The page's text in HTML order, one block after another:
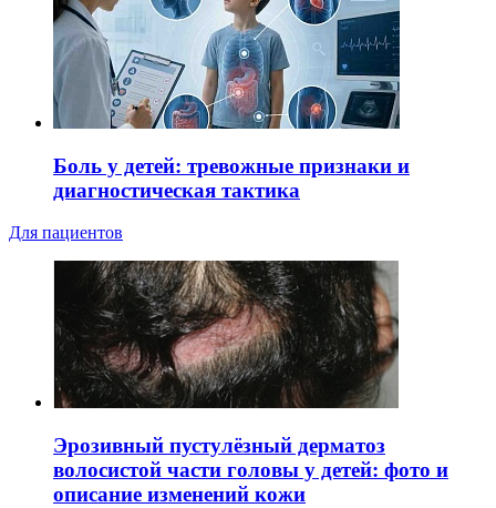
Боль у детей: тревожные признаки и
диагностическая тактика
Для пациентов
Эрозивный пустулёзный дерматоз
волосистой части головы у детей: фото и
описание изменений кожи